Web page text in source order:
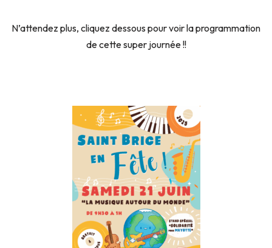
N’attendez plus, cliquez dessous pour voir la programmation
de cette super journée !!